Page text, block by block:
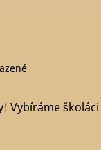
Vybíráme školáci